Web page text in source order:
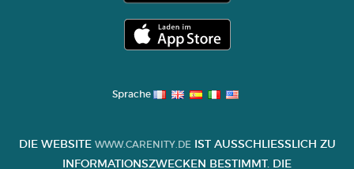
Sprache
DIE WEBSITE WWW.CARENITY.DEIST AUSSCHLIESSLICH ZU I
NFORMATIONSZWECKEN BESTIMMT. DIE I